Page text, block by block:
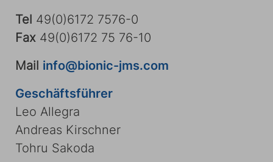
Tel 49(0)6172 7576-0
Fax 49(0)6172 75 76-10
Mail info@bionic-jms.com
Geschäftsführer
Leo Allegra
Andreas Kirschner
Tohru Sakoda